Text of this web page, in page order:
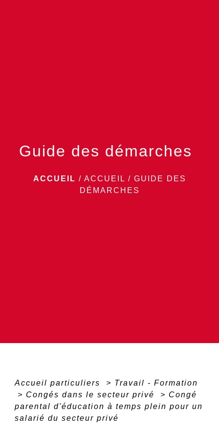
Guide des démarches
ACCUEIL / ACCUEIL / GUIDE DES
DÉMARCHES
Accueil particuliers > Travail - Formation
> Congés dans le secteur privé > Congé
parental d'éducation à temps plein pour un
salarié du secteur privé